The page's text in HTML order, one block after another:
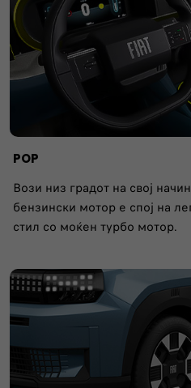
POP
Вози низ градот на свој
бензински мотор е спој на
стил со моќен турбо мотор.